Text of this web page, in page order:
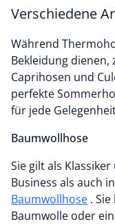
Verschiedene
Während
Bekleidung dienen,
Caprihosen und
perfekte
für jede
Baumwollhose
Sie gilt als
Business als auch
Baumwollhose .
Baumwolle oder